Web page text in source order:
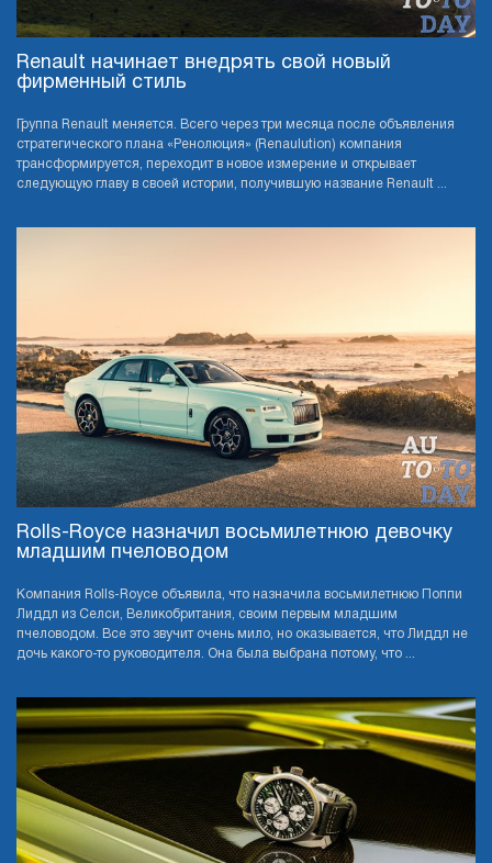
Renault начинает внедрять свой новый
фирменный стиль
Группа Renault меняется. Всего через три месяца после объявления
стратегического плана «Ренолюция» (Renaulution) компания
трансформируется, переходит в новое измерение и открывает
следующую главу в своей истории, получившую название Renault ...
Rolls-Royce назначил восьмилетнюю девочку
младшим пчеловодом
Компания Rolls-Royce объявила, что назначила восьмилетнюю Поппи
Лиддл из Селси, Великобритания, своим первым младшим
пчеловодом. Все это звучит очень мило, но оказывается, что Лиддл не
дочь какого-то руководителя. Она была выбрана потому, что ...